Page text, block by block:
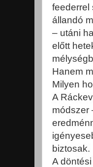
feederrel
állandó
– utáni
előtt
Hanem
Milyen
A
módszer
biztosak.
A